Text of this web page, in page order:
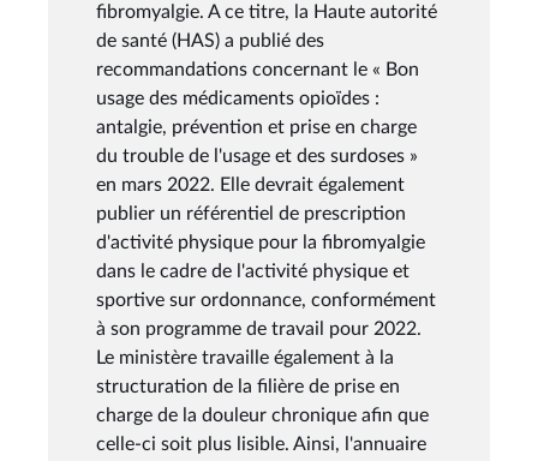
fibromyalgie. A ce titre, la Haute autorité
de santé (HAS) a publié des
recommandations concernant le « Bon
usage des médicaments opioïdes :
antalgie, prévention et prise en charge
du trouble de l'usage et des surdoses »
en mars 2022. Elle devrait également
publier un référentiel de prescription
d'activité physique pour la fibromyalgie
dans le cadre de l'activité physique et
sportive sur ordonnance, conformément
à son programme de travail pour 2022.
Le ministère travaille également à la
structuration de la filière de prise en
charge de la douleur chronique afin que
celle-ci soit plus lisible. Ainsi, l'annuaire